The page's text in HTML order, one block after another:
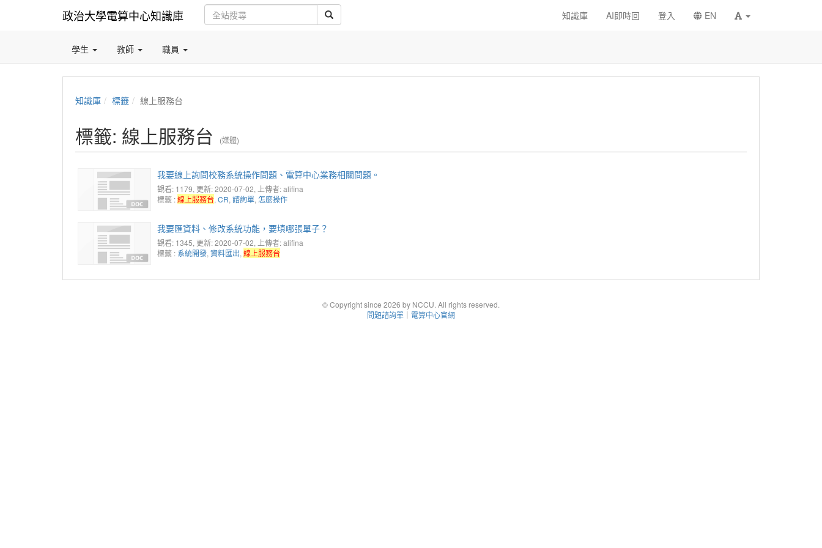
政治大學電算中心知識庫 知識庫 AI即時回 登入 EN
學生 教師 職員
知識庫 標籤 線上服務台
標籤: 線上服務台 (媒體)
我要線上詢問校務系統操作問題、電算中心業務相關問題。
觀看: 1179, 更新: 2020-07-02, 上傳者: alifina
標籤 :線上服務台, CR, 諮詢單, 怎麼操作
我要匯資料、修改系統功能，要填哪張單子？
觀看: 1345, 更新: 2020-07-02, 上傳者: alifina
標籤 : 系統開發, 資料匯出, 線上服務台
© Copyright since 2026 by NCCU. All rights reserved.
問題諮詢單 ｜ 電算中心官網